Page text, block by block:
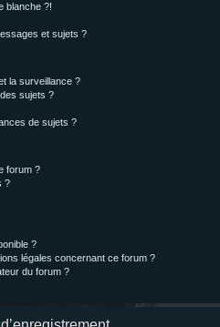
blanche ?!
et sujets ?
la surveillance ?
sujets ?
de sujets ?
forum ?
?
?
légales concernant ce forum ?
du forum ?